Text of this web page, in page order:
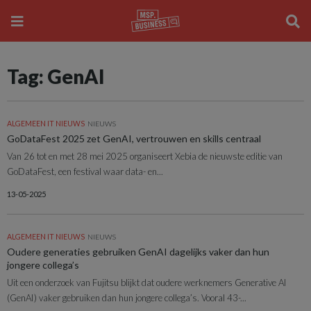
Tag: GenAI
ALGEMEEN IT NIEUWS NIEUWS
GoDataFest 2025 zet GenAI, vertrouwen en skills centraal
Van 26 tot en met 28 mei 2025 organiseert Xebia de nieuwste editie van
GoDataFest, een festival waar data- en...
13-05-2025
ALGEMEEN IT NIEUWS NIEUWS
Oudere generaties gebruiken GenAI dagelijks vaker dan hun
jongere collega’s
Uit een onderzoek van Fujitsu blijkt dat oudere werknemers Generative AI
(GenAI) vaker gebruiken dan hun jongere collega’s. Vooral 43-...